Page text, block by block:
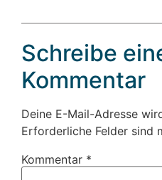
Schreibe
Kommentar
Deine E-Mail-Adresse
Erforderliche Felder sind
Kommentar *